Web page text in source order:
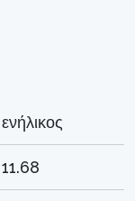
ενήλικος
11.68